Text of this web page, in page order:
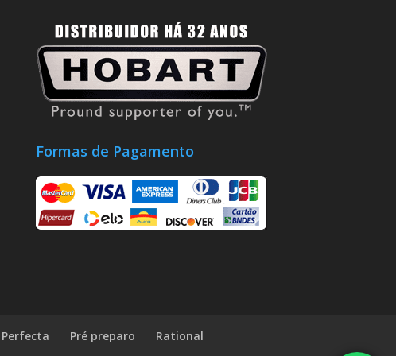
Formas de Pagamento
Perfecta Pré preparo
Rational